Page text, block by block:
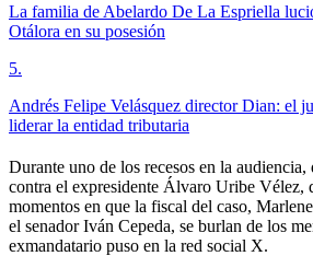
La familia de Abelardo De La Espriella
Otálora en su posesión
5.
Andrés Felipe Velásquez director Dian: el
liderar la entidad tributaria
Durante uno de los recesos en la audiencia,
contra el expresidente Álvaro Uribe Vélez,
momentos en que la fiscal del caso,
el senador Iván Cepeda, se burlan de los
exmandatario puso en la red social X.